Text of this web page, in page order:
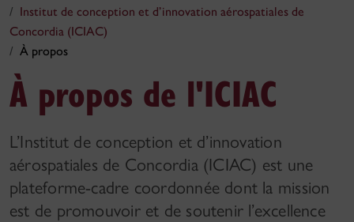
Institut de conception et d’innovation aérospatiales de
Concordia (ICIAC)
À propos
À propos de l'ICIAC
L’Institut de conception et d’innovation
aérospatiales de Concordia (ICIAC) est une
plateforme-cadre coordonnée dont la mission
est de promouvoir et de soutenir l’excellence